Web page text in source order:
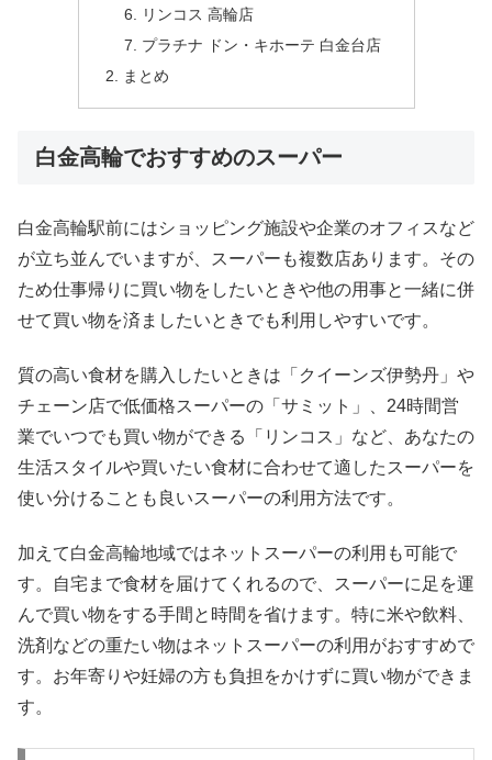
リンコス 高輪店
プラチナ ドン・キホーテ 白金台店
まとめ
白金高輪でおすすめのスーパー
白金高輪駅前にはショッピング施設や企業のオフィスなど
が立ち並んでいますが、スーパーも複数店あります。その
ため仕事帰りに買い物をしたいときや他の用事と一緒に併
せて買い物を済ましたいときでも利用しやすいです。
質の高い食材を購入したいときは「クイーンズ伊勢丹」や
チェーン店で低価格スーパーの「サミット」、24時間営
業でいつでも買い物ができる「リンコス」など、あなたの
生活スタイルや買いたい食材に合わせて適したスーパーを
使い分けることも良いスーパーの利用方法です。
加えて白金高輪地域ではネットスーパーの利用も可能で
す。自宅まで食材を届けてくれるので、スーパーに足を運
んで買い物をする手間と時間を省けます。特に米や飲料、
洗剤などの重たい物はネットスーパーの利用がおすすめで
す。お年寄りや妊婦の方も負担をかけずに買い物ができま
す。